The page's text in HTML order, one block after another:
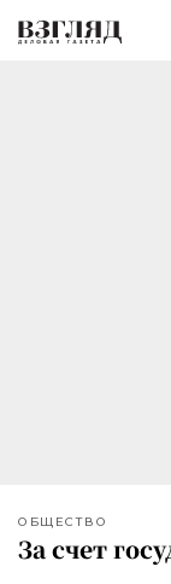
ОБЩЕСТВО
За счет